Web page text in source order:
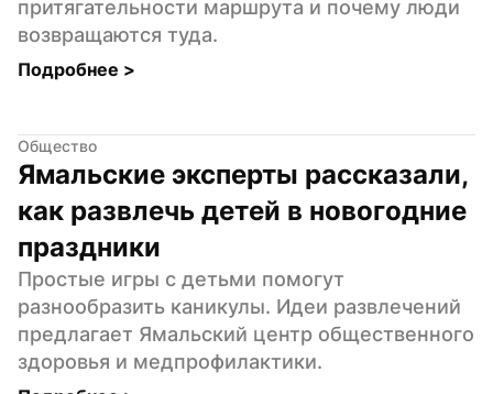
притягательности маршрута и почему люди
возвращаются туда.
Подробнее >
Общество
Ямальские эксперты рассказали,
как развлечь детей в новогодние
праздники
Простые игры с детьми помогут
разнообразить каникулы. Идеи развлечений
предлагает Ямальский центр общественного
здоровья и медпрофилактики.